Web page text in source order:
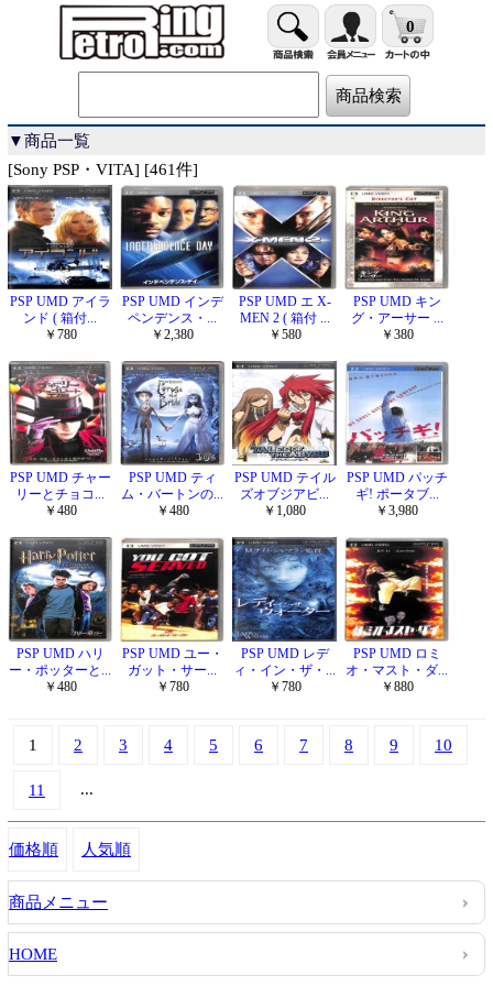
0
▼商品一覧
[Sony PSP・VITA] [461件]
PSP UMD アイラ
ンド ( 箱付...
￥780
PSP UMD インデ
ペンデンス・...
￥2,380
PSP UMD エ X-
MEN 2 ( 箱付 ...
￥580
PSP UMD キン
グ・アーサー ...
￥380
PSP UMD チャー
リーとチョコ...
￥480
PSP UMD ティ
ム・バートンの...
￥480
PSP UMD テイル
ズオブジアビ...
￥1,080
PSP UMD パッチ
ギ! ポータブ...
￥3,980
PSP UMD ハリ
ー・ポッターと...
￥480
PSP UMD ユー・
ガット・サー...
￥780
PSP UMD レデ
ィ・イン・ザ・...
￥780
PSP UMD ロミ
オ・マスト・ダ...
￥880
1 2 3 4 5 6 7 8 9 10
11 ...
価格順 人気順
商品メニュー
HOME